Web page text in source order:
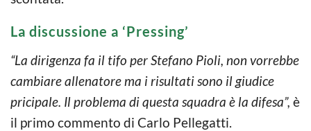
La discussione a ‘Pressing’
“La dirigenza fa il tifo per Stefano Pioli, non vorrebbe
cambiare allenatore ma i risultati sono il giudice
pricipale. Il problema di questa squadra è la difesa”, è
il primo commento di Carlo Pellegatti.